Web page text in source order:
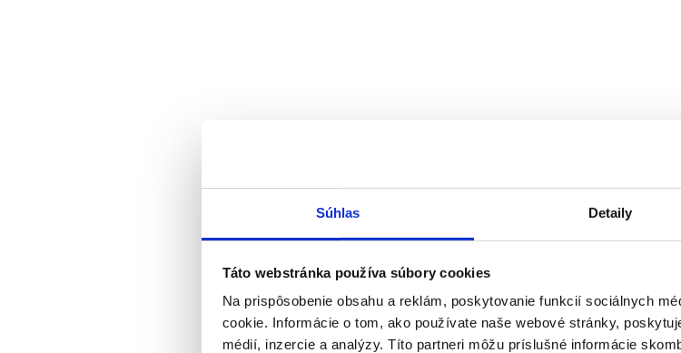
Súhlas Detaily
Táto webstránka používa súbory cookies
Na prispôsobenie obsahu a reklám, poskytovanie funkcií sociálnych
cookie. Informácie o tom, ako používate naše webové stránky,
médií, inzercie a analýzy. Títo partneri môžu príslušné informácie